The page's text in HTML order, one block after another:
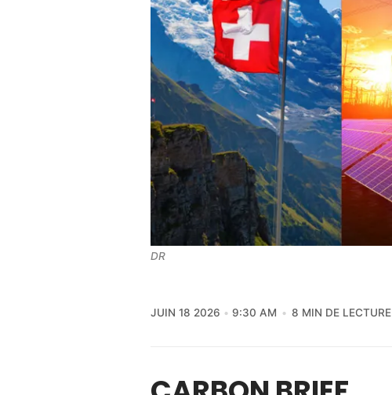
DR
JUIN 18 2026 9:30 AM 8 MIN DE LECTURE